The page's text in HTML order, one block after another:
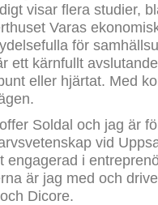
visar flera studier,
Varas
för
ett kärnfullt
eller hjärtat. Med
Soldal och jag är
vid
engagerad i
är jag med och
Dicore.